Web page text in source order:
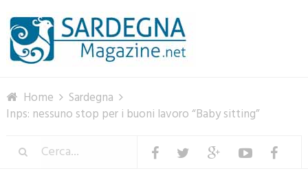
Home
Sardegna
Inps: nessuno stop per i buoni lavoro “Baby sitting”